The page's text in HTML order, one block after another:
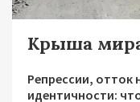
Крыша
Репрессии, отток
идентичности: